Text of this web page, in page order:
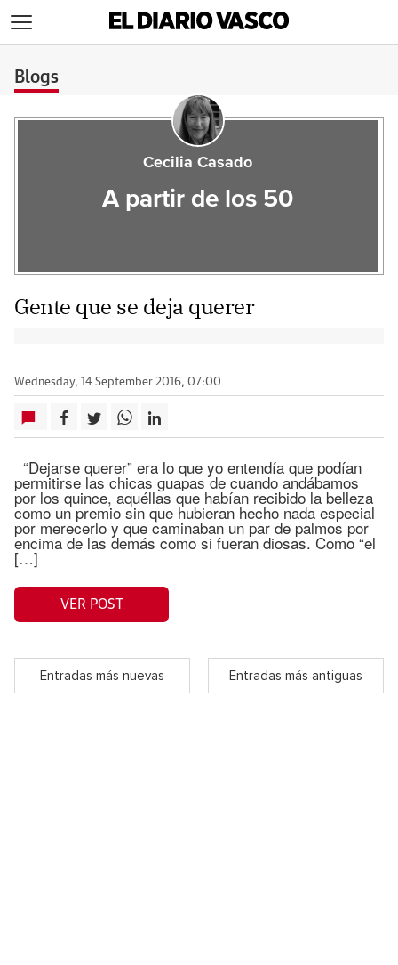
Blogs
Cecilia Casado
A partir de los 50
Gente que se deja querer
Wednesday, 14 September 2016, 07:00
“Dejarse querer” era lo que yo entendía que podían
permitirse las chicas guapas de cuando andábamos
por los quince, aquéllas que habían recibido la belleza
como un premio sin que hubieran hecho nada especial
por merecerlo y que caminaban un par de palmos por
encima de las demás como si fueran diosas. Como “el
[…]
VER POST
Entradas más nuevas Entradas más antiguas